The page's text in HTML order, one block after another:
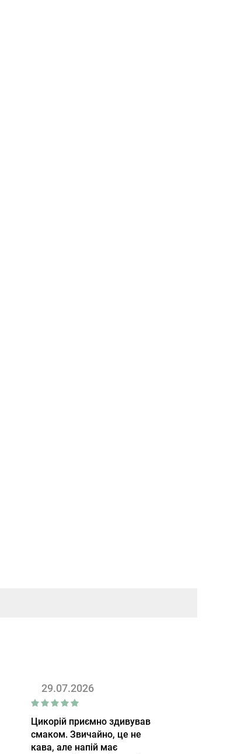
29.07.2026
Цикорій приємно здивував
смаком. Звичайно, це не
кава, але напій має